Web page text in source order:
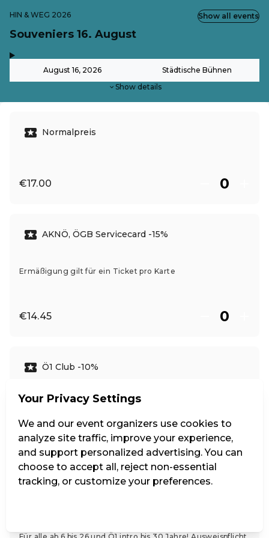
HIN & WEG 2026
Souveniers 16. August
August 16, 2026 Städtische Bühnen
Show details
Show all events
Normalpreis
€17.00
AKNÖ, ÖGB Servicecard -15%
Ermäßigung gilt für ein Ticket pro Karte
€14.45
Ö1 Club -10%
Ermäßigung gilt für max. 2 Tickets pro Club-Karte
€15.30
Your Privacy Settings
We and our event organizers use cookies to
analyze site traffic, improve your experience,
and support personalized advertising. You can
choose to accept all, reject non-essential
tracking, or customize your preferences.